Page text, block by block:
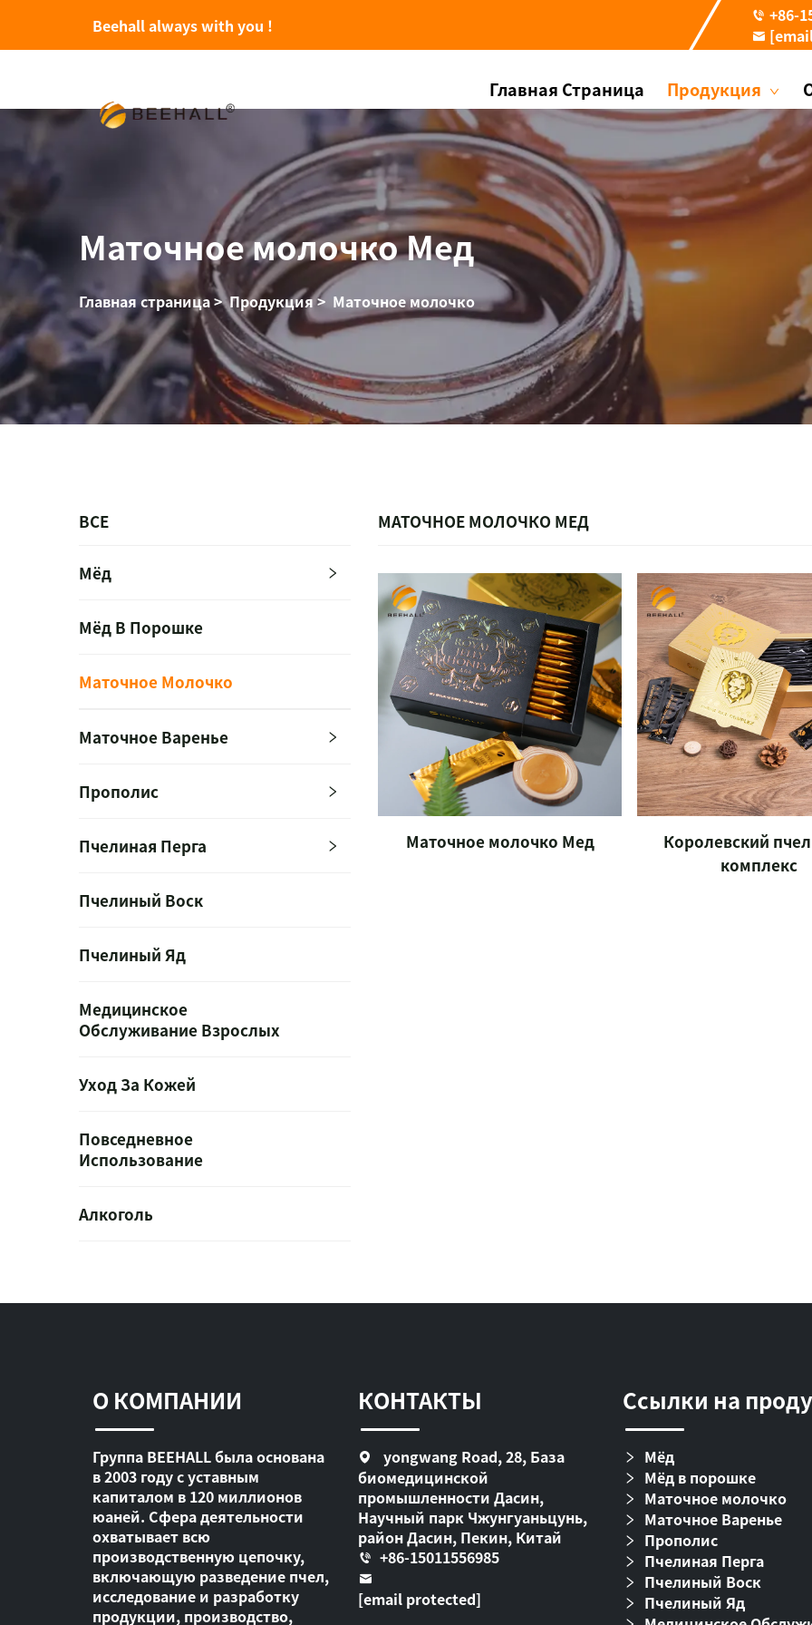
Beehall always with you !
+86-
Главная Страница Продукция
Маточное молочко Мед
Главная страница>Продукция> Маточное молочко
ВСЕ
Мёд
Мёд В Порошке
Маточное Молочко
Маточное Варенье
Прополис
Пчелиная Перга
Пчелиный Воск
Пчелиный Яд
Медицинское
Обслуживание Взрослых
Уход За Кожей
Повседневное
Использование
Алкоголь
МАТОЧНОЕ МОЛОЧКО МЕД
Маточное молочко Мед
Королевский
комплекс
О КОМПАНИИ
Группа BEEHALL была основана
в 2003 году с уставным
капиталом в 120 миллионов
юаней. Сфера деятельности
охватывает всю
производственную цепочку,
включающую разведение пчел,
исследование и разработку
продукции, производство,
КОНТАКТЫ
yongwang Road, 28, База
биомедицинской
промышленности Дасин,
Научный парк Чжунгуаньцунь,
район Дасин, Пекин, Китай
+86-15011556985
[email protected]
Ссылки на
Мёд
Мёд в порошке
Маточное молочко
Маточное Варенье
Прополис
Пчелиная Перга
Пчелиный Воск
Пчелиный Яд